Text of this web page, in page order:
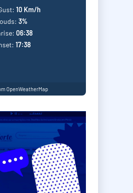
10 Km/h
3%
06:38
17:38
OpenWeatherMap